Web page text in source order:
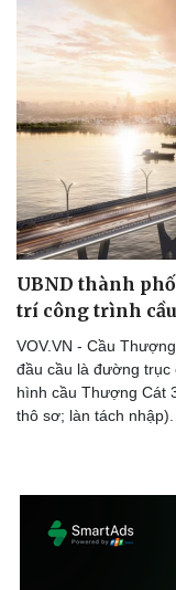
UBND thành
trí công trình
VOV.VN - Cầu
đầu cầu là đường trục
hình cầu Thượng Cát
thô sơ; làn tách nhập).